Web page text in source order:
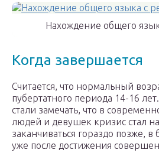
Нахождение общего
Когда завершается
Считается, что нормальный
пубертатного периода 14-16
стали замечать, что в
людей и девушек кризис стал
заканчиваться гораздо позже, в
уже после достижения